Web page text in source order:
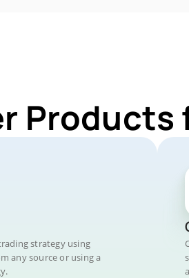
Products
strategy using
any source or using a